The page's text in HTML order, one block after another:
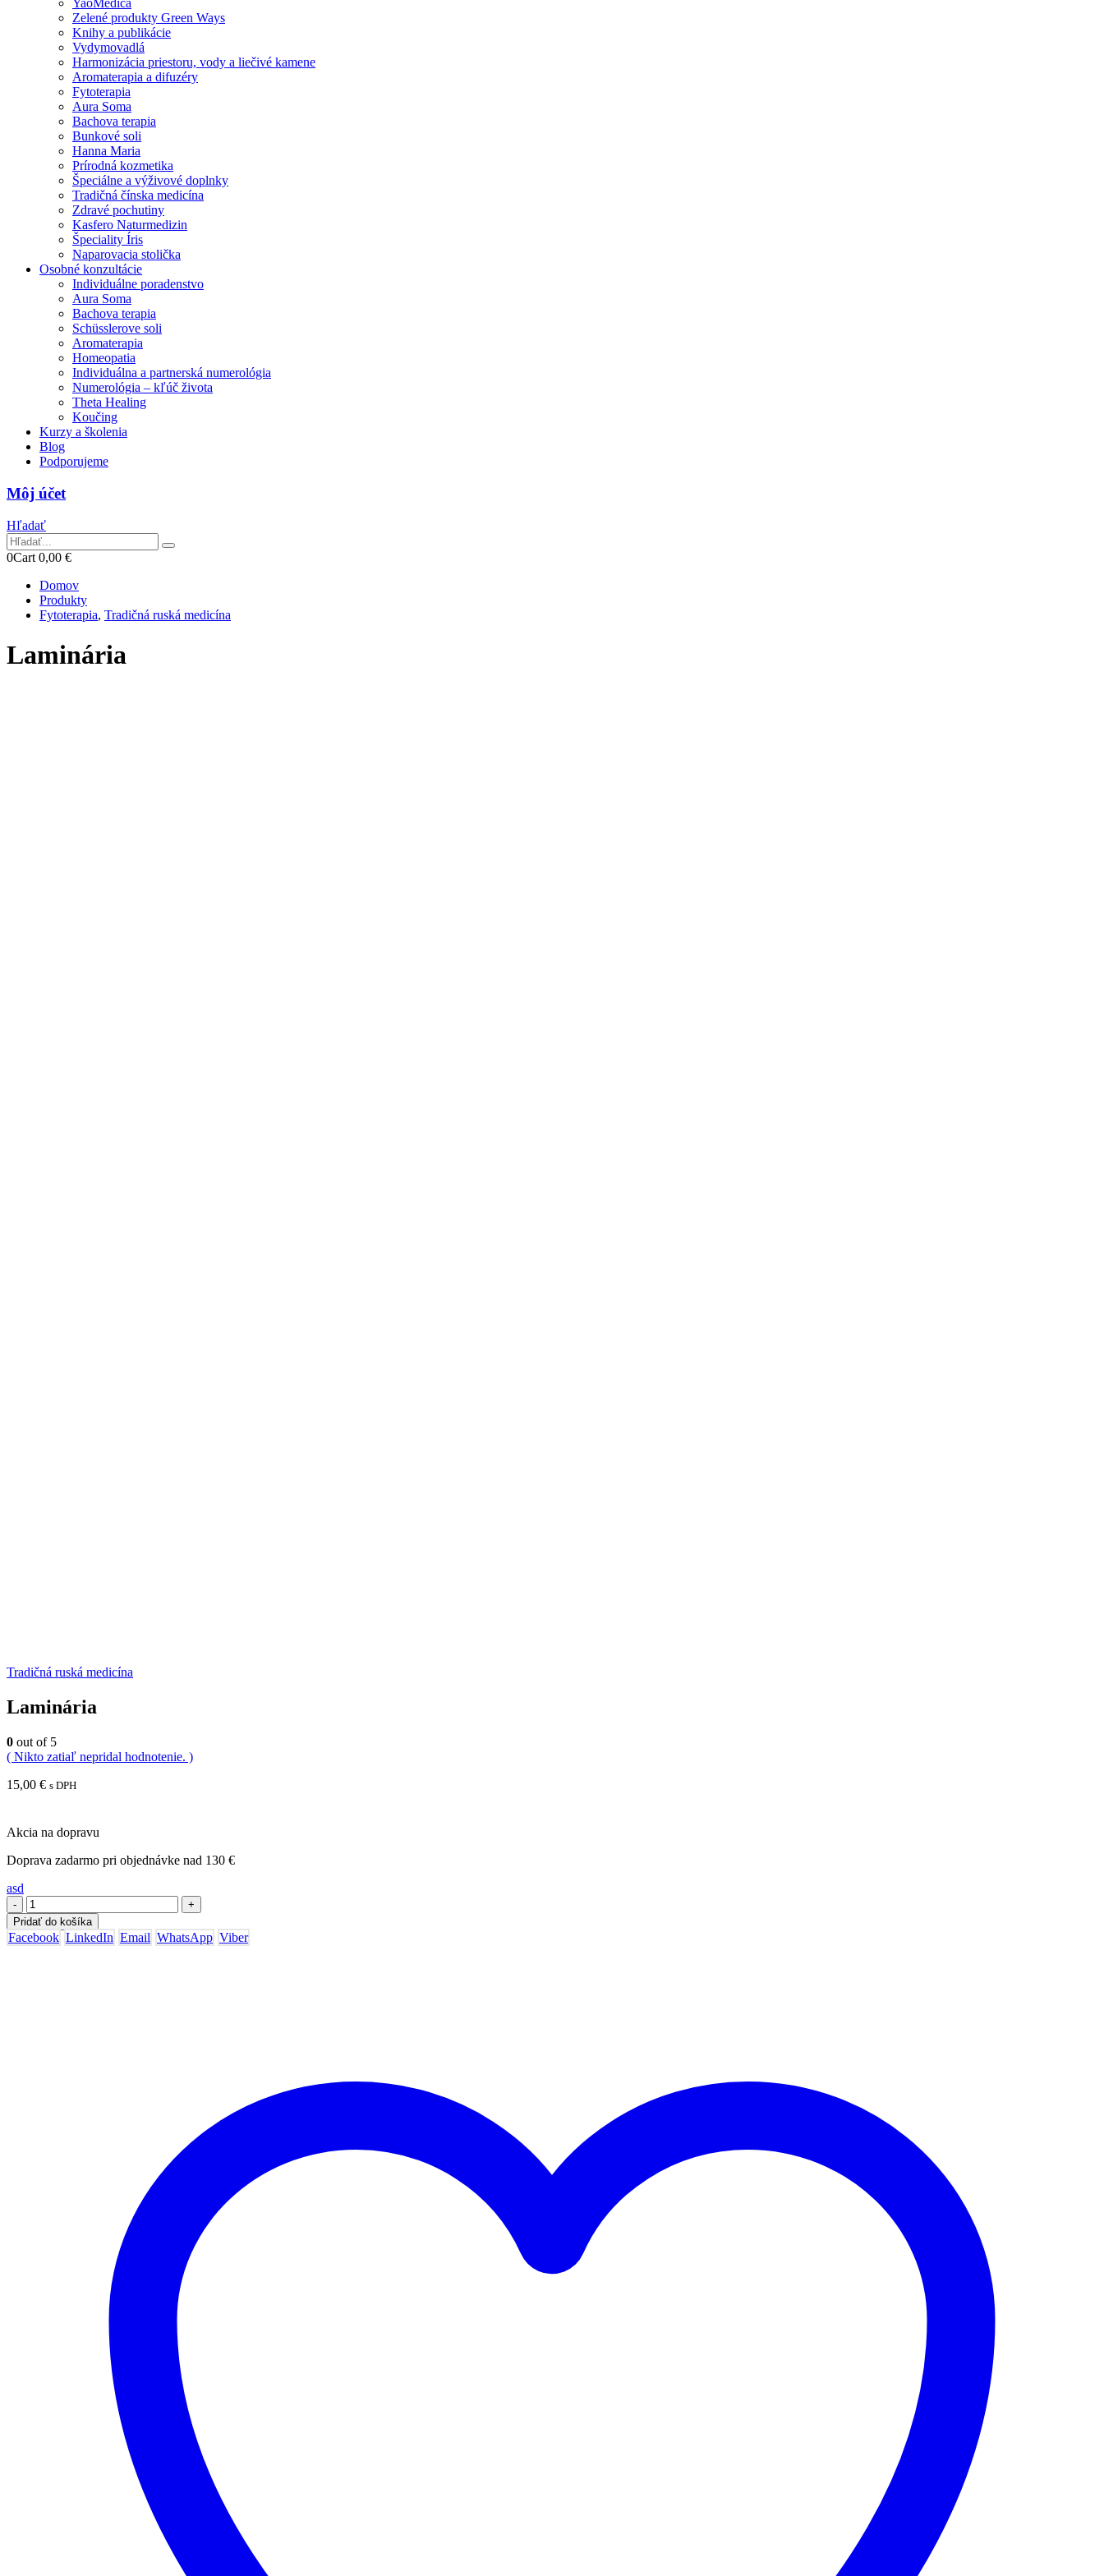
YaoMedica
Zelené produkty Green Ways
Knihy a publikácie
Vydymovadlá
Harmonizácia priestoru, vody a liečivé kamene
Aromaterapia a difuzéry
Fytoterapia
Aura Soma
Bachova terapia
Bunkové soli
Hanna Maria
Prírodná kozmetika
Špeciálne a výživové doplnky
Tradičná čínska medicína
Zdravé pochutiny
Kasfero Naturmedizin
Špeciality Íris
Naparovacia stolička
Osobné konzultácie
Individuálne poradenstvo
Aura Soma
Bachova terapia
Schüsslerove soli
Aromaterapia
Homeopatia
Individuálna a partnerská numerológia
Numerológia – kľúč života
Theta Healing
Koučing
Kurzy a školenia
Blog
Podporujeme
Môj účet
Hľadať
0Cart 0,00 €
Domov
Produkty
Fytoterapia, Tradičná ruská medicína
Laminária
Tradičná ruská medicína
Laminária
0 out of 5
( Nikto zatiaľ nepridal hodnotenie. )
15,00 € s DPH
Akcia na dopravu
Doprava zadarmo pri objednávke nad 130 €
asd
-
+
Pridať do košíka
Facebook LinkedIn Email WhatsApp Viber